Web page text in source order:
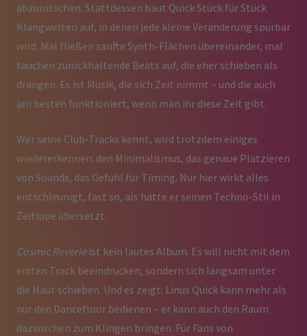
abzurutschen. Stattdessen baut Quick Stück für Stück
Klangwelten auf, in denen jede kleine Veränderung spürbar
wird. Mal fließen sanfte Synth-Flächen übereinander, mal
tauchen zurückhaltende Beats auf, die eher schieben als
drängen. Es ist Musik, die sich Zeit nimmt – und die auch
am besten funktioniert, wenn man ihr diese Zeit gibt.
Wer seine Club-Tracks kennt, wird trotzdem einiges
wiedererkennen: den Minimalismus, das genaue Platzieren
von Sounds, das Gefühl für Timing. Nur hier wirkt alles
entschleunigt, fast so, als hätte er seinen Techno-Stil in
Zeitlupe übersetzt.
Cosmic Reverie ist kein lautes Album. Es will nicht mit dem
ersten Track beeindrucken, sondern sich langsam unter
die Haut schieben. Und es zeigt: Linus Quick kann mehr als
nur den Dancefloor bedienen – er kann auch den Raum
dazwischen zum Klingen bringen. Für Fans von